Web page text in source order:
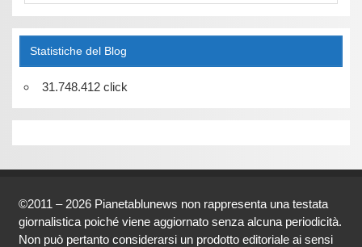
Statistiche del Blog
31.748.412 click
©2011 – 2026 Pianetablunews non rappresenta una testata
giornalistica poiché viene aggiornato senza alcuna periodicità.
Non può pertanto considerarsi un prodotto editoriale ai sensi